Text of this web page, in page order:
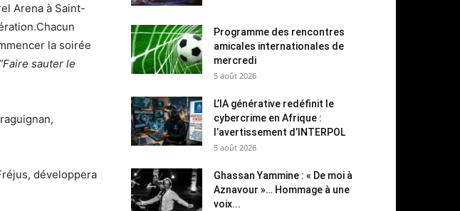
Arena à Saint-
la soirée
“Faire sauter le
développera
Programme des rencontres
amicales internationales de
mercredi
5 août 2026
L’IA générative redéfinit le
cybercrime en Afrique :
l’avertissement d’INTERPOL
5 août 2026
Ghassan Yammine : « De moi à
Aznavour »… Hommage à une
voix...